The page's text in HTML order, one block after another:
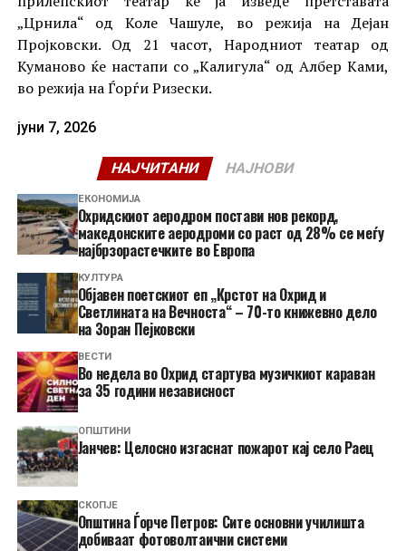
„Црнила“ од Коле Чашуле, во режија на Дејан
Пројковски. Од 21 часот, Народниот театар од
Куманово ќе настапи со „Калигула“ од Албер Ками,
во режија на Ѓорѓи Ризески.
јуни 7, 2026
НАЈЧИТАНИ НАЈНОВИ
ЕКОНОМИЈА
Охридскиот аеродром постави нов рекорд,
македонските аеродроми со раст од 28% се меѓу
најбрзорастечките во Европа
КУЛТУРА
Објавен поетскиот еп „Крстот на Охрид и
Светлината на Вечноста“ – 70-то книжевно дело
на Зоран Пејковски
ВЕСТИ
Во недела во Охрид стартува музичкиот караван
за 35 години независност
ОПШТИНИ
Јанчев: Целосно изгаснат пожарот кај село Раец
СКОПЈЕ
Општина Ѓорче Петров: Сите основни училишта
добиваат фотоволтаични системи